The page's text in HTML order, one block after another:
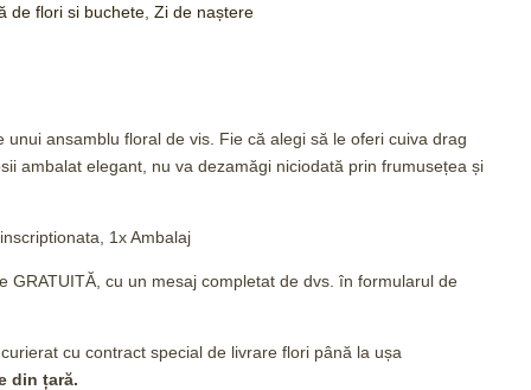
de flori si buchete, Zi de naștere
ansamblu floral de vis. Fie că alegi să le oferi cuiva drag
ambalat elegant, nu va dezamăgi niciodată prin frumusețea și
1x Ambalaj
GRATUITĂ, cu un mesaj completat de dvs. în formularul de
cu contract special de livrare flori până la ușa
din țară.